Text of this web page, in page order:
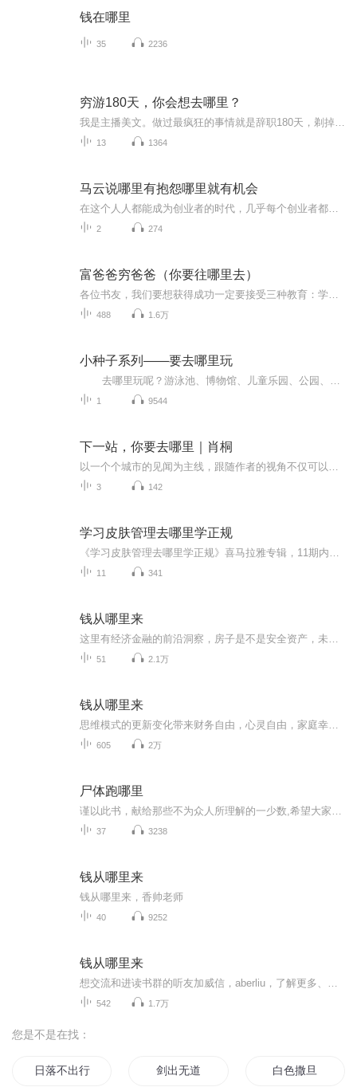
钱在哪里
35 2236
穷游180天，你会想去哪里？
13 1364
马云说哪里有抱怨哪里就有机会
2 274
富爸爸穷爸爸（你要往哪里去）
488 1.6万
小种子系列——要去哪里玩
1 9544
下一站，你要去哪里｜肖桐
3 142
学习皮肤管理去哪里学正规
11 341
钱从哪里来
51 2.1万
钱从哪里来
605 2万
尸体跑哪里
37 3238
钱从哪里来
钱从哪里来，香帅老师
40 9252
钱从哪里来
542 1.7万
您是不是在找：
日落不出行 剑出无道 白色撒旦